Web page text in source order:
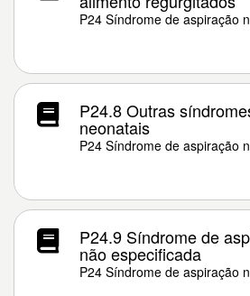
P24 Síndrome de aspiração
P24.8 Outras
neonatais
P24 Síndrome de aspiração
P24.9 Síndrome de
não especificada
P24 Síndrome de aspiração